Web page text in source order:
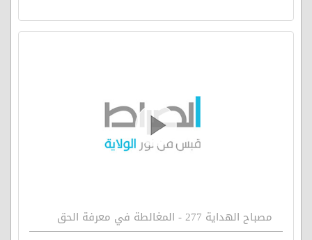
مصباح الهداية 277 - المغالطة في معرفة الحق